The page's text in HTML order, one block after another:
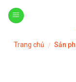
Skip
Trang chủ / Sản